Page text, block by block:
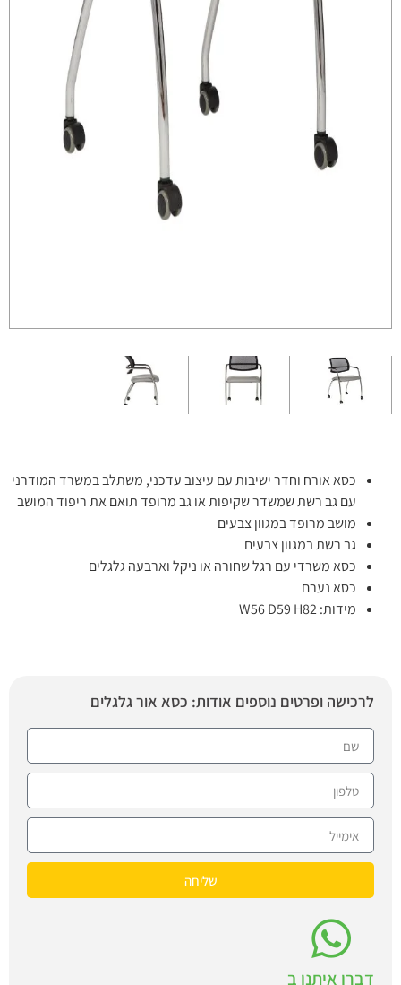
כסא אורח וחדר ישיבות עם עיצוב עדכני, משתלב במשרד המודרני
עם גב רשת שמשדר שקיפות או גב מרופד תואם את ריפוד המושב
מושב מרופד במגוון צבעים
גב רשת במגוון צבעים
כסא משרדי עם רגל שחורה או ניקל וארבעה גלגלים
כסא נערם
מידות: W56 D59 H82
לרכישה ופרטים נוספים אודות: כסא אור גלגלים
שליחה
דברו איתנו ב